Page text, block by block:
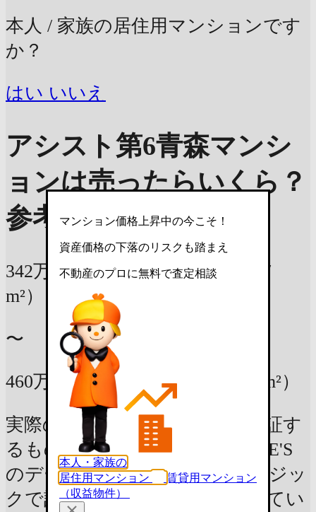
本人 / 家族の居住用マンションです
か？
はい いいえ
アシスト第6青森マンシ
ョンは売ったらいくら？
参考査定価格
342万円 38.57m²の部屋 （9万円 /
m²）
〜
460万円 39m²の部屋 （12万円 / m²）
実際の査定価格や資産価値を保証す
るものではなく、LIFULL HOME'S
のデータベースを元に独自のロジッ
クで計算した参考情報を表示してい
マンション価格上昇中の今こそ！
資産価格の下落のリスクも踏まえ
不動産のプロに無料で査定相談
本人・家族の
居住用マンション
賃貸用マンション
（収益物件）